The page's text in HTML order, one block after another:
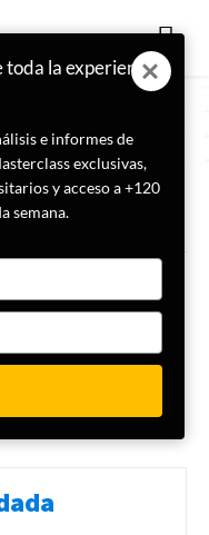
mira a
de Ucrania?
la experiencia
e informes de
exclusivas,
y acceso a +120
semana.